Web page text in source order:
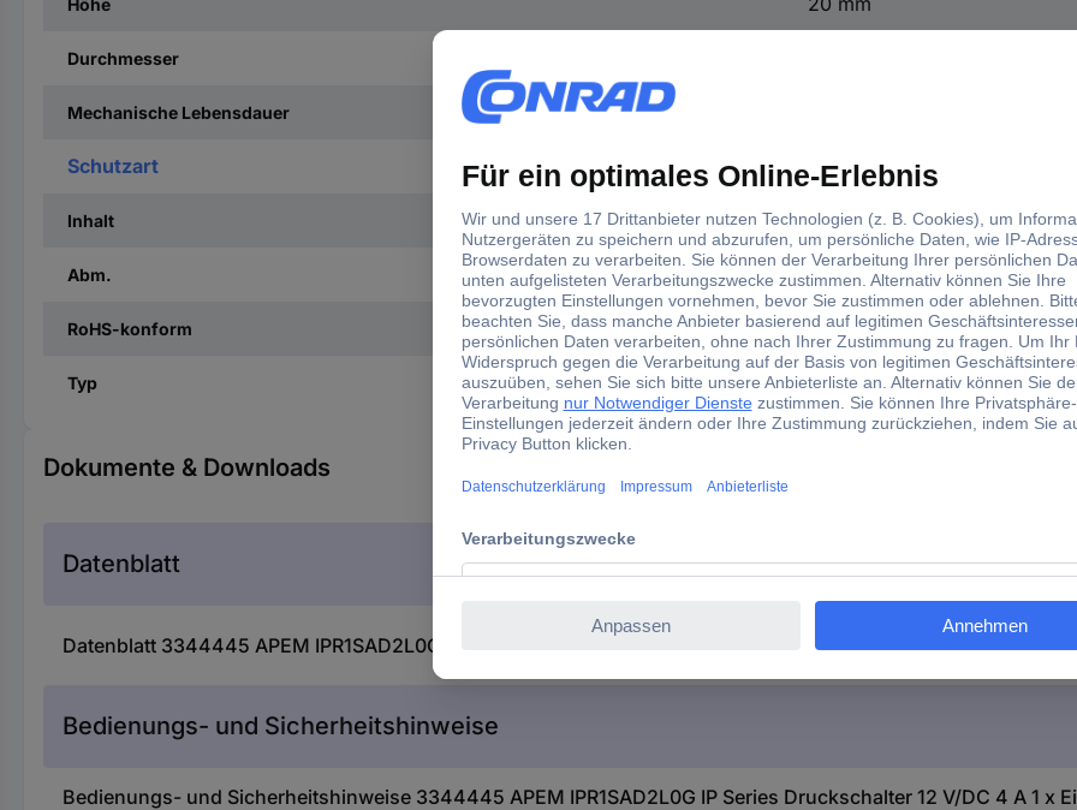
Höhe
Durchmesser
Mechanische Lebensdauer
Schutzart IP67
Inhalt 1 St.
Abm. (Ø x H) 12 mm x 20 mm
RoHS-konform Ja
Typ IP Series
Dokumente & Downloads
Datenblatt
Datenblatt 3344445 APEM IPR1SAD2L0G IP Series Druckschalter 12 V/DC 4 A 1 x Ein/Aus rastend Grün (Ø x H)
Bedienungs- und Sicherheitshinweise
Bedienungs- und Sicherheitshinweise 3344445 APEM IPR1SAD2L0G IP Series Druckschalter 12 V/DC 4 A 1 x